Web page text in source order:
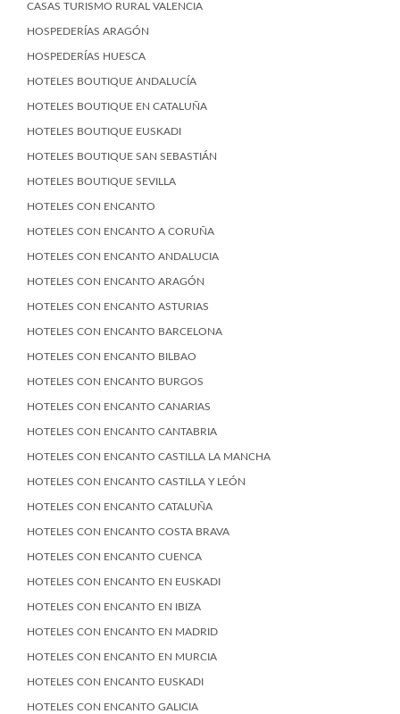
CASAS TURISMO RURAL VALENCIA
HOSPEDERÍAS ARAGÓN
HOSPEDERÍAS HUESCA
HOTELES BOUTIQUE ANDALUCÍA
HOTELES BOUTIQUE EN CATALUÑA
HOTELES BOUTIQUE EUSKADI
HOTELES BOUTIQUE SAN SEBASTIÁN
HOTELES BOUTIQUE SEVILLA
HOTELES CON ENCANTO
HOTELES CON ENCANTO A CORUÑA
HOTELES CON ENCANTO ANDALUCIA
HOTELES CON ENCANTO ARAGÓN
HOTELES CON ENCANTO ASTURIAS
HOTELES CON ENCANTO BARCELONA
HOTELES CON ENCANTO BILBAO
HOTELES CON ENCANTO BURGOS
HOTELES CON ENCANTO CANARIAS
HOTELES CON ENCANTO CANTABRIA
HOTELES CON ENCANTO CASTILLA LA MANCHA
HOTELES CON ENCANTO CASTILLA Y LEÓN
HOTELES CON ENCANTO CATALUÑA
HOTELES CON ENCANTO COSTA BRAVA
HOTELES CON ENCANTO CUENCA
HOTELES CON ENCANTO EN EUSKADI
HOTELES CON ENCANTO EN IBIZA
HOTELES CON ENCANTO EN MADRID
HOTELES CON ENCANTO EN MURCIA
HOTELES CON ENCANTO EUSKADI
HOTELES CON ENCANTO GALICIA